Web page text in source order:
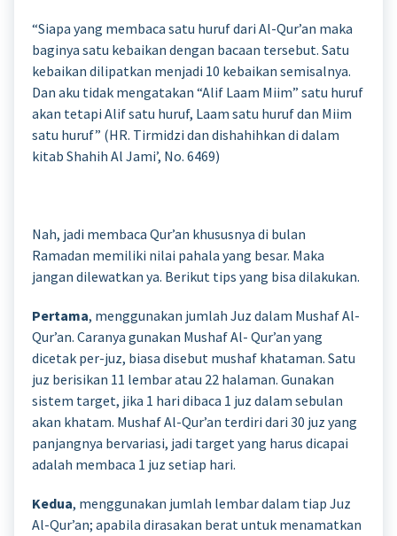
“Siapa yang membaca satu huruf dari Al-Qur’an maka
baginya satu kebaikan dengan bacaan tersebut. Satu
kebaikan dilipatkan menjadi 10 kebaikan semisalnya.
Dan aku tidak mengatakan “Alif Laam Miim” satu huruf
akan tetapi Alif satu huruf, Laam satu huruf dan Miim
satu huruf” (HR. Tirmidzi dan dishahihkan di dalam
kitab Shahih Al Jami’, No. 6469)
Nah, jadi membaca Qur’an khususnya di bulan
Ramadan memiliki nilai pahala yang besar. Maka
jangan dilewatkan ya. Berikut tips yang bisa dilakukan.
Pertama, menggunakan jumlah Juz dalam Mushaf Al-
Qur’an. Caranya gunakan Mushaf Al- Qur’an yang
dicetak per-juz, biasa disebut mushaf khataman. Satu
juz berisikan 11 lembar atau 22 halaman. Gunakan
sistem target, jika 1 hari dibaca 1 juz dalam sebulan
akan khatam. Mushaf Al-Qur’an terdiri dari 30 juz yang
panjangnya bervariasi, jadi target yang harus dicapai
adalah membaca 1 juz setiap hari.
Kedua, menggunakan jumlah lembar dalam tiap Juz
Al-Qur’an; apabila dirasakan berat untuk menamatkan